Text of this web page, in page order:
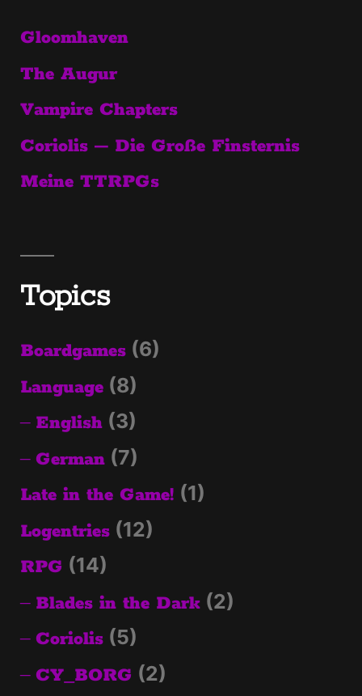
Gloomhaven
The Augur
Vampire Chapters
Coriolis – Die Große Finsternis
Meine TTRPGs
Topics
Boardgames (6)
Language (8)
English (3)
German (7)
Late in the Game! (1)
Logentries (12)
RPG (14)
Blades in the Dark (2)
Coriolis (5)
CY_BORG (2)